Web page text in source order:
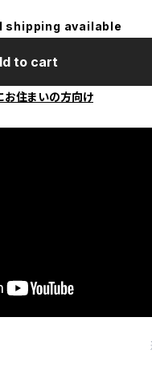
shipping available
to cart
お住まいの方向け